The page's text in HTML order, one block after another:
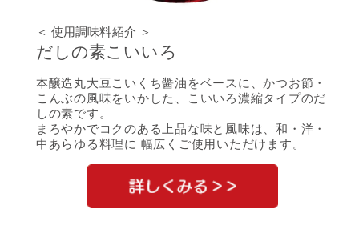
＜ 使用調味料紹介 ＞
だしの素こいいろ
本醸造丸大豆こいくち醤油をベースに、かつお節・
こんぶの風味をいかした、こいいろ濃縮タイプのだ
しの素です。
まろやかでコクのある上品な味と風味は、和・洋・
中あらゆる料理に 幅広くご使用いただけます。